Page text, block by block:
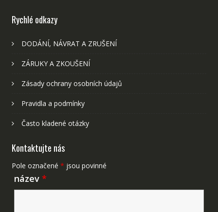
Rychlé odkazy
DODÁNÍ, NÁVRAT A ZRUŠENÍ
ZÁRUKY A ZKOUŠENÍ
Zásady ochrany osobních údajů
Pravidla a podmínky
Často kladené otázky
Kontaktujte nás
Pole označené * jsou povinné
název *